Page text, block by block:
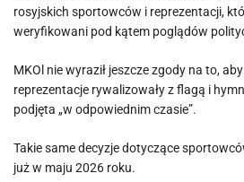
rosyjskich sportowców i reprezentacji,
weryfikowani pod kątem poglądów
MKOl nie wyraził jeszcze zgody na to,
reprezentacje rywalizowały z flagą i
podjęta „w odpowiednim czasie”.
Takie same decyzje dotyczące
już w maju 2026 roku.